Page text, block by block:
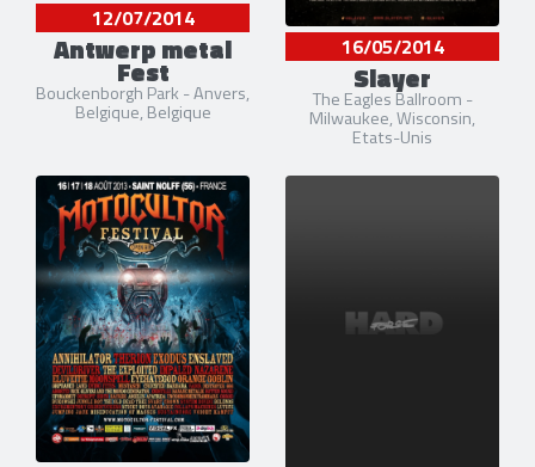
12/07/2014
Antwerp metal
Fest
Bouckenborgh Park - Anvers,
Belgique, Belgique
16/05/2014
Slayer
The Eagles Ballroom -
Milwaukee, Wisconsin,
Etats-Unis